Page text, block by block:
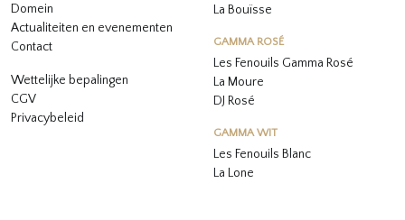
Domein
Actualiteiten en evenementen
Contact
Wettelijke bepalingen
CGV
Privacybeleid
La Bouïsse
GAMMA ROSÉ
Les Fenouils Gamma Rosé
La Moure
DJ Rosé
GAMMA WIT
Les Fenouils Blanc
La Lone